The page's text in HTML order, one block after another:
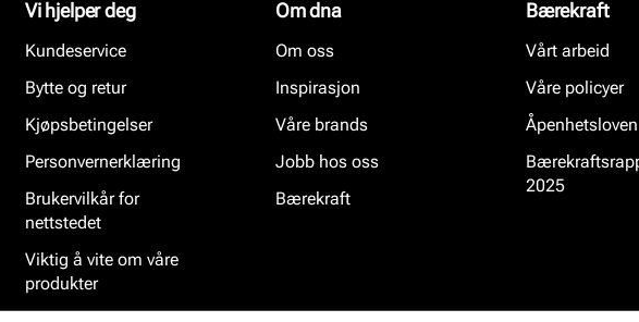
Vi hjelper deg
Kundeservice
Bytte og retur
Kjøpsbetingelser
Personvernerklæring
Brukervilkår for
nettstedet
Viktig å vite om våre
produkter
Om dna
Om oss
Inspirasjon
Våre brands
Jobb hos oss
Bærekraft
Bærekraft
Vårt arbeid
Våre policyer
Åpenhetsloven
2025